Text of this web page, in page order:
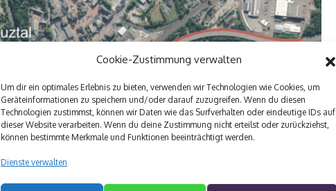
Cookie-Zustimmung verwalten
Um dir ein optimales Erlebnis zu bieten, verwenden wir Technologien wie Cookies, um
Geräteinformationen zu speichern und/oder darauf zuzugreifen. Wenn du diesen
Technologien zustimmst, können wir Daten wie das Surfverhalten oder eindeutige IDs auf
dieser Website verarbeiten. Wenn du deine Zustimmung nicht erteilst oder zurückziehst,
können bestimmte Merkmale und Funktionen beeinträchtigt werden.
Dienste verwalten